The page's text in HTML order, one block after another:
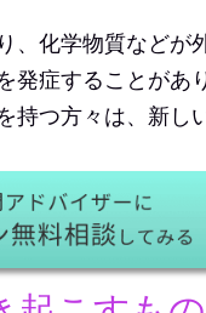
化学物質などが
発症することがあ
持つ方々は、新し